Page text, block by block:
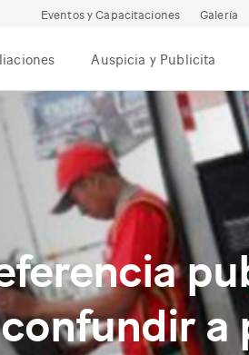
Eventos y Capacitaciones Galería
Auspicia y Publicita
a